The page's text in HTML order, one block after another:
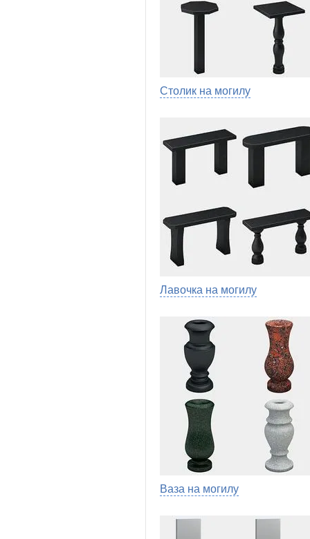
Столик на могилу
Лавочка на могилу
Ваза на могилу